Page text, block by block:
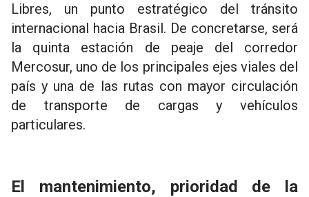
Libres, un punto estratégico del tránsito
internacional hacia Brasil. De concretarse, será
la quinta estación de peaje del corredor
Mercosur, uno de los principales ejes viales del
país y una de las rutas con mayor circulación
de transporte de cargas y vehículos
particulares.
El mantenimiento, prioridad de la